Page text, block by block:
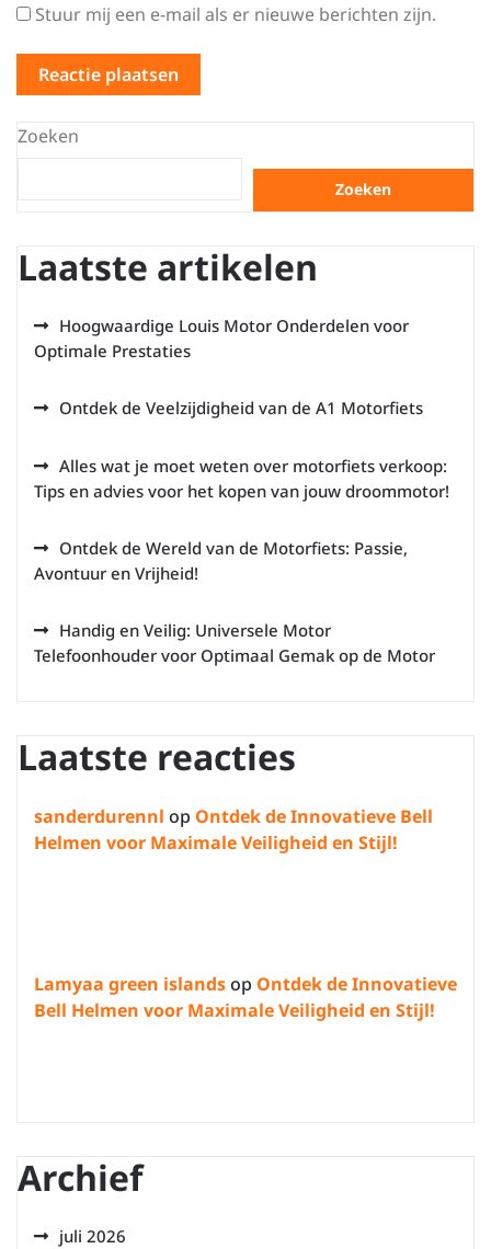
Stuur mij een e-mail als er nieuwe berichten zijn.
Zoeken
Zoeken
Laatste artikelen
Hoogwaardige Louis Motor Onderdelen voor
Optimale Prestaties
Ontdek de Veelzijdigheid van de A1 Motorfiets
Alles wat je moet weten over motorfiets verkoop:
Tips en advies voor het kopen van jouw droommotor!
Ontdek de Wereld van de Motorfiets: Passie,
Avontuur en Vrijheid!
Handig en Veilig: Universele Motor
Telefoonhouder voor Optimaal Gemak op de Motor
Laatste reacties
sanderdurennl op Ontdek de Innovatieve Bell
Helmen voor Maximale Veiligheid en Stijl!
Lamyaa green islandsop Ontdek de Innovatieve
Bell Helmen voor Maximale Veiligheid en Stijl!
Archief
juli 2026